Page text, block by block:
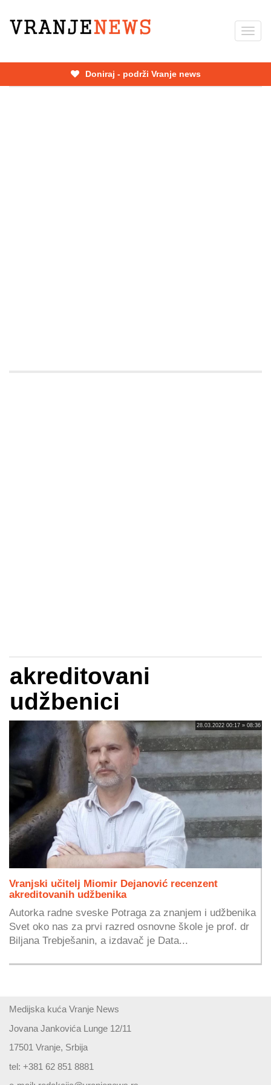
Skip
Doniraj - podrži Vranje news
akreditovani
udžbenici
28.03.2022 00:17 » 08:36
Vranjski učitelj Miomir Dejanović recenzent
akreditovanih udžbenika
Autorka radne sveske Potraga za znanjem i udžbenika
Svet oko nas za prvi razred osnovne škole je prof. dr
Biljana Trebješanin, a izdavač je Data...
Medijska kuća Vranje News
Jovana Jankovića Lunge 12/11
17501 Vranje, Srbija
tel: +381 62 851 8881